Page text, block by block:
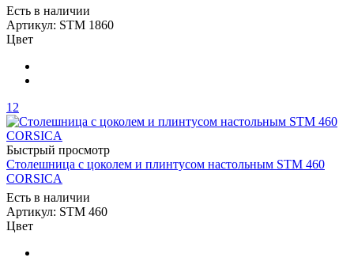
Есть в наличии
Артикул: STM 1860
Цвет
12
Быстрый просмотр
Столешница с цоколем и плинтусом настольным STM 460
CORSICA
Есть в наличии
Артикул: STM 460
Цвет